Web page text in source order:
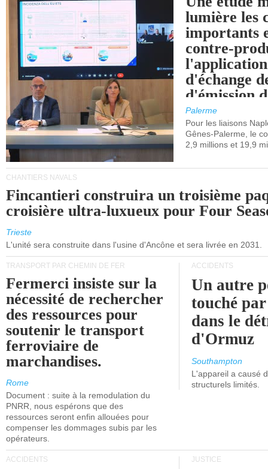
lumière les
importants
contre-
d'échange
d'émission
(SEQE-UE)
maritimes
occidentale.
Palerme
Pour les liaisons
Gênes-Palerme, le
2,9 millions et 19,9
CHANTIERS NAVALS
Fincantieri construira un troisième
croisière ultra-luxueux pour Four
Trieste
L'unité sera construite dans l'usine d'Ancône et sera livrée en 2031.
TRANSPORT PAR CHEMIN DE FER
Fermerci insiste sur la
nécessité de rechercher
des ressources pour
soutenir le transport
ferroviaire de
marchandises.
Rome
Document : suite à la remodulation du
PNRR, nous espérons que des
ressources seront enfin allouées pour
compenser les dommages subis par les
opérateurs.
ACCIDENTS
Un autre
touché
dans le
d'Ormuz
Southampton
L'appareil a causé
structurels limités.
ACCIDENTS JUSTICE